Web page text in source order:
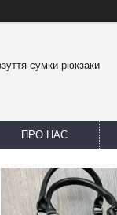
сумки рюкзаки
ПРО НАС